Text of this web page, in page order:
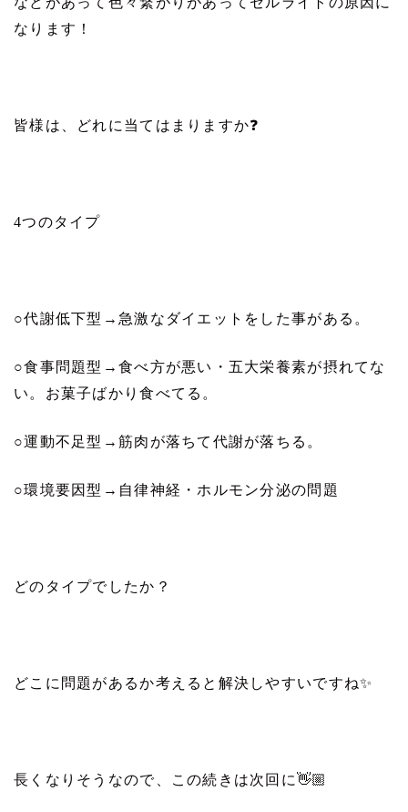
なります！
皆様は、どれに当てはまりますか❓
4つのタイプ
○代謝低下型 → 急激なダイエットをした事がある。
○食事問題型 → 食べ方が悪い・五大栄養素が摂れてな
い。お菓子ばかり食べてる。
○運動不足型 → 筋肉が落ちて代謝が落ちる。
○環境要因型 → 自律神経・ホルモン分泌の問題
どのタイプでしたか？
どこに問題があるか考えると解決しやすいですね✨
長くなりそうなので、この続きは次回に 👋🏼